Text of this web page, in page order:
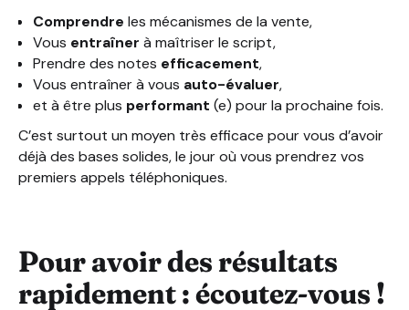
Comprendre les mécanismes de la vente,
Vous entraîner à maîtriser le script,
Prendre des notes efficacement,
Vous entraîner à vous auto-évaluer,
et à être plus performant (e) pour la prochaine fois.
C’est surtout un moyen très efficace pour vous d’avoir
déjà des bases solides, le jour où vous prendrez vos
premiers appels téléphoniques.
Pour avoir des résultats
rapidement : écoutez-vous !